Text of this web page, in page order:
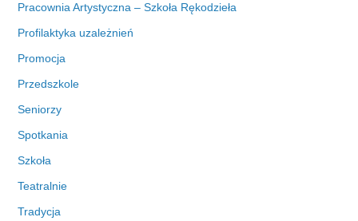
Pracownia Artystyczna – Szkoła Rękodzieła
Profilaktyka uzależnień
Promocja
Przedszkole
Seniorzy
Spotkania
Szkoła
Teatralnie
Tradycja